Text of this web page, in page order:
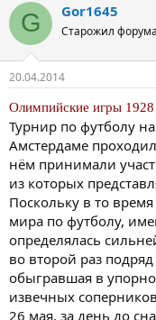
G Gor1645
Старожил форума
20.04.2014
Олимпийские игры 1928
Турнир по футболу
Амстердаме
нём принимали
из которых
Поскольку в то
мира по футболу,
определялась
во второй раз подряд
обыгравшая в
извечных
26 мая, за день до